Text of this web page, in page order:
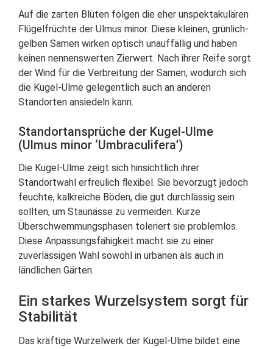
Auf die zarten Blüten folgen die eher unspektakulären
Flügelfrüchte der Ulmus minor. Diese kleinen, grünlich-
gelben Samen wirken optisch unauffällig und haben
keinen nennenswerten Zierwert. Nach ihrer Reife sorgt
der Wind für die Verbreitung der Samen, wodurch sich
die Kugel-Ulme gelegentlich auch an anderen
Standorten ansiedeln kann.
Standortansprüche der Kugel-Ulme
(Ulmus minor ‘Umbraculifera’)
Die Kugel-Ulme zeigt sich hinsichtlich ihrer
Standortwahl erfreulich flexibel. Sie bevorzugt jedoch
feuchte, kalkreiche Böden, die gut durchlässig sein
sollten, um Staunässe zu vermeiden. Kurze
Überschwemmungsphasen toleriert sie problemlos.
Diese Anpassungsfähigkeit macht sie zu einer
zuverlässigen Wahl sowohl in urbanen als auch in
ländlichen Gärten.
Ein starkes Wurzelsystem sorgt für
Stabilität
Das kräftige Wurzelwerk der Kugel-Ulme bildet eine